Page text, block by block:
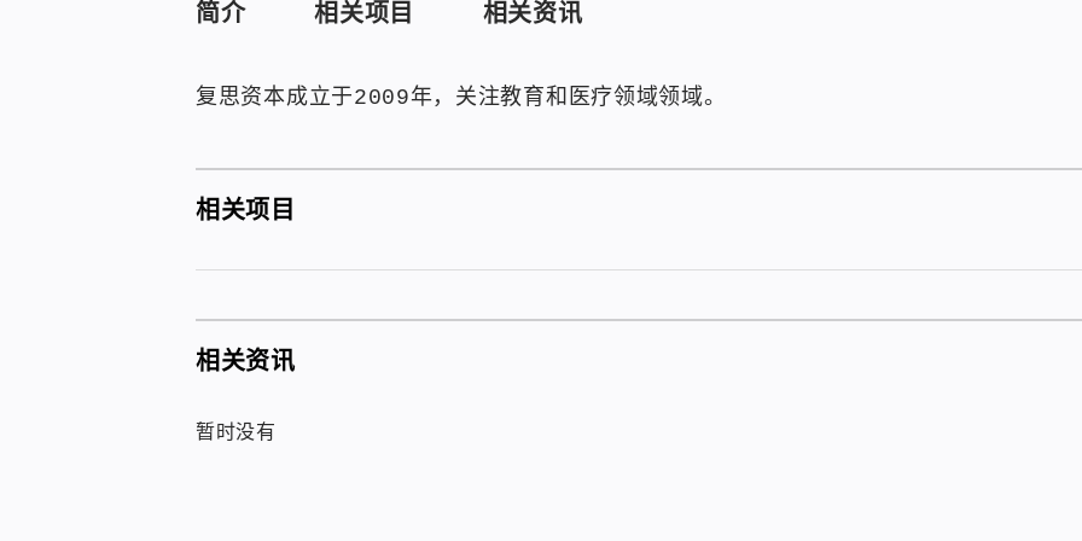
简介 相关项目 相关资讯
复思资本成立于2009年，关注教育和医疗领域领域。
相关项目
相关资讯
暂时没有